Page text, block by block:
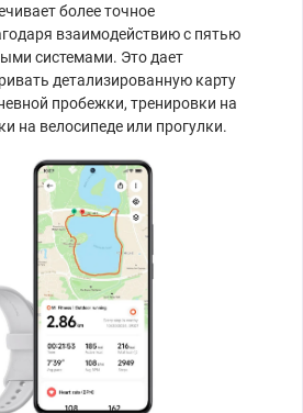
более точное
взаимодействию с пятью
системами. Это дает
детализированную карту
пробежки, тренировки на
на велосипеде или прогулки.